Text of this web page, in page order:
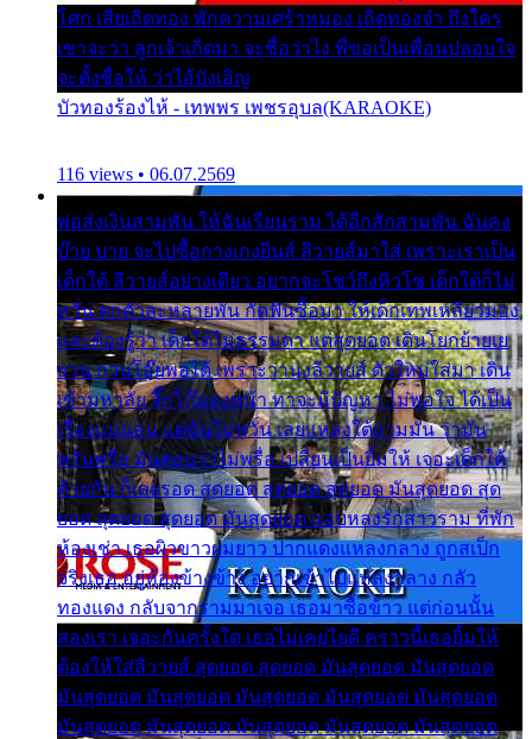
โศก เสียเถิดทอง พักความเศร้าหมอง เถิดทองจ๋า ถึงใคร
เขาจะว่า ลูกเจ้าเกิดมา จะชื่อว่าไง พี่ขอเป็นเพื่อนปลอบใจ
จะตั้งชื่อให้ ว่าไอ้บังเอิญ
บัวทองร้องไห้ - เทพพร เพชรอุบล(KARAOKE)
116 views • 06.07.2569
พ่อส่งเงินสามพัน ให้ฉันเรียนราม ได้อีกสักสามพัน ฉันคง
บ๊าย บาย จะไปซื้อกางเกงยีนส์ ลีวายส์มาใส่ เพราะเราเป็น
เด็กใต้ ลีวายส์อย่างเดียว อยากจะโชว์ถึงหิวโซ เด็กใต้ก็ไม่
หวั่น ตกตัวละหลายพัน กัดฟันซื้อมา ให้เด็กเทพเหลียวมอง
และต้องรู้ว่า เด็กใต้ไม่ธรรมดา แต่สุดยอด เดินโยกย้ายเย
ยวน กวนโอ๊ยพอได้ เพราะว่านุ่งลีวายส์ ตัวใหม่ใส่มา เดิน
เข้ามหาลัย จิ๊กโก๊มองหน้า ท่าจะมีปัญหา ไม่พอใจ ได้เป็น
เรื่องแน่นอน แต่ฉันไม่หวั่น เลยแหลงใต้ถามมัน ว่ามัน
พรั่นพรือ มันตอบว่าไม่พรื่อ เปลี่ยนเป็นยิ้มให้ เจอะเด็กใต้
ด้วยกัน ก็เลยรอด สุดยอด สุดยอด สุดยอด มันสุดยอด สุด
ยอด สุดยอด สุดยอด มันสุดยอด แอบหลงรักสาวราม ที่พัก
ห้องเช่า เธอผิวขาวผมยาว ปากแดงแหลงกลาง ถูกสเป็ก
จริงเธอ อยู่ห้องข้างข้าง อยากเข้าไปแหลงกลาง กลัว
ทองแดง กลับจากรามมาเจอ เธอมาซื้อข้าว แต่ก่อนนั้น
สองเรา เจอะกันครั้งใด เธอไม่เคยไยดี คราวนี้เธอยิ้มให้
ต้องให้ใส่ลีวายส์ สุดยอด สุดยอด มันสุดยอด มันสุดยอด
มันสุดยอด มันสุดยอด มันสุดยอด มันสุดยอด มันสุดยอด
มันสุดยอด มันสุดยอด มันสุดยอด มันสุดยอด มันสุดยอด